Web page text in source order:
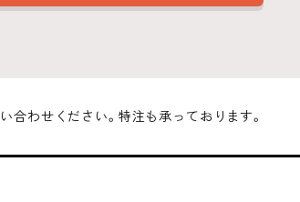
わせください。特注も承っております。